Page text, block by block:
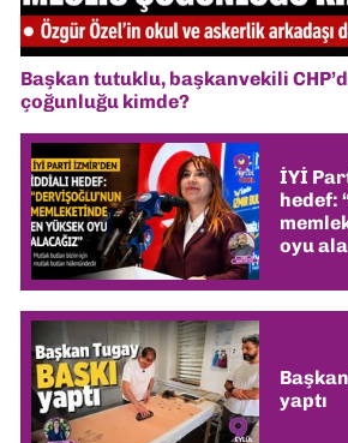
Başkan tutuklu, başkanvekili
çoğunluğu kimde?
İYİ
hedef:
oyu
yaptı